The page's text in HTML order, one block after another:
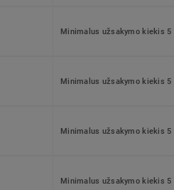
Minimalus užsakymo kiekis 5
Minimalus užsakymo kiekis 5
Minimalus užsakymo kiekis 5
Minimalus užsakymo kiekis 5